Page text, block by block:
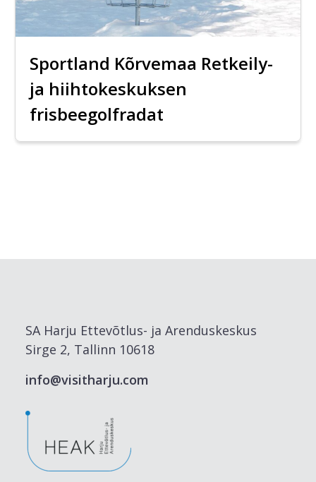
Sportland Kõrvemaa Retkeily-
ja hiihtokeskuksen
frisbeegolfradat
SA Harju Ettevõtlus- ja Arenduskeskus
Sirge 2, Tallinn 10618
info@visitharju.com